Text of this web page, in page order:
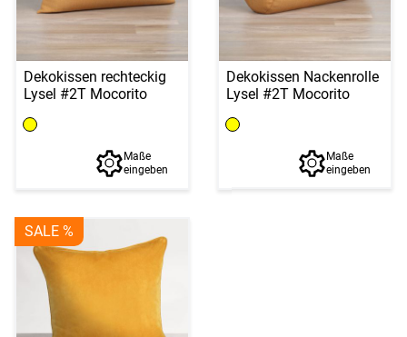
Dekokissen rechteckig
Lysel #2T Mocorito
Maße
eingeben
Dekokissen Nackenrolle
Lysel #2T Mocorito
Maße
eingeben
SALE %